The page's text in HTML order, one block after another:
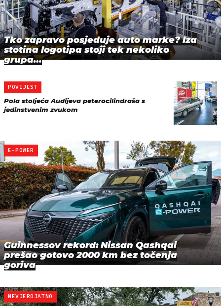
Tko zapravo posjeduje auto marke? Iza
stotina logotipa stoji tek nekoliko
grupa…
POVIJEST
Pola stoljeća Audijeva peterocilindraša s
jedinstvenim zvukom
E-POWER
Guinnessov rekord: Nissan Qashqai
prešao gotovo 2000 km bez točenja
goriva
NEVJEROJATNO